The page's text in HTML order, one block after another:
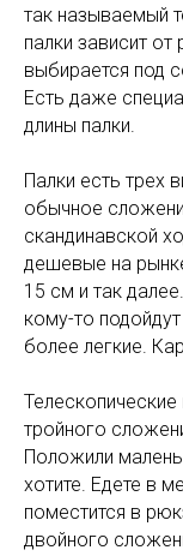
так называемый
палки зависит
выбирается под
Есть даже
длины палки.
Палки есть трех
обычное
скандинавской
дешевые на
15 см и так
кому-то
более легкие.
тройного
Положили
хотите. Едете в
поместится в
двойного